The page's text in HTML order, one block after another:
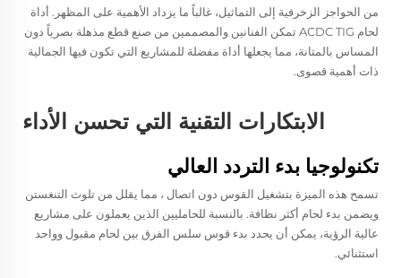
من الحواجز الزخرفية إلى التماثيل، غالباً ما يزداد الأهمية على المظهر. أداة
لحام ACDC TIG تمكن الفنانين والمصممين من صنع قطع مذهلة بصرياً دون
المساس بالمتانة، مما يجعلها أداة مفضلة للمشاريع التي تكون فيها الجمالية
ذات أهمية قصوى.
الابتكارات التقنية التي تحسن الأداء
تكنولوجيا بدء التردد العالي
تسمح هذه الميزة بتشغيل القوس دون اتصال ، مما يقلل من تلوث التنغستن
ويضمن بدء لحام أكثر نظافة. بالنسبة للحامليين الذين يعملون على مشاريع
عالية الرؤية، يمكن أن يحدد بدء قوس سلس الفرق بين لحام مقبول وواحد
استثنائي.